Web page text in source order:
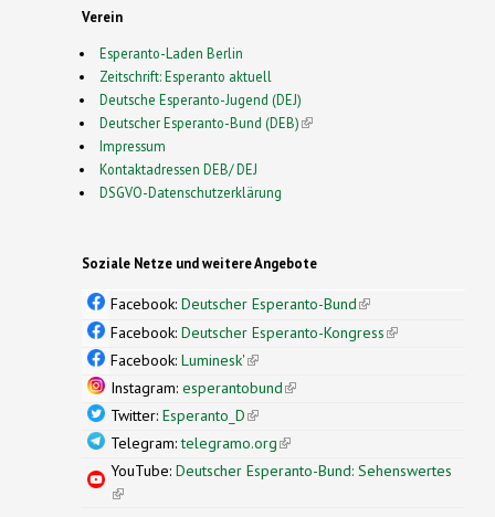
Verein
Esperanto-Laden Berlin
Zeitschrift: Esperanto aktuell
Deutsche Esperanto-Jugend (DEJ)
Deutscher Esperanto-Bund (DEB)(link is external)
Impressum
Kontaktadressen DEB/ DEJ
DSGVO-Datenschutzerklärung
Soziale Netze und weitere Angebote
Facebook: Deutscher Esperanto-Bund(link is
external)
Facebook: Deutscher Esperanto-Kongress(link is
Facebook: Luminesk'(link is external)
Instagram: esperantobund(link is external)
Twitter: Esperanto_D(link is external)
Telegram:telegramo.org(link is external)
YouTube: Deutscher Esperanto-Bund: Sehenswertes
(link is external)